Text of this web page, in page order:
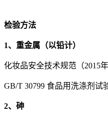
检验方法
1、重金属（以铅计）
化妆品安全技术规范（2015年
GB/T 30799 食品用洗涤剂试
2、砷